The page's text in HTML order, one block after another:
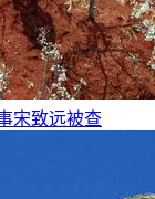
宋致远被查